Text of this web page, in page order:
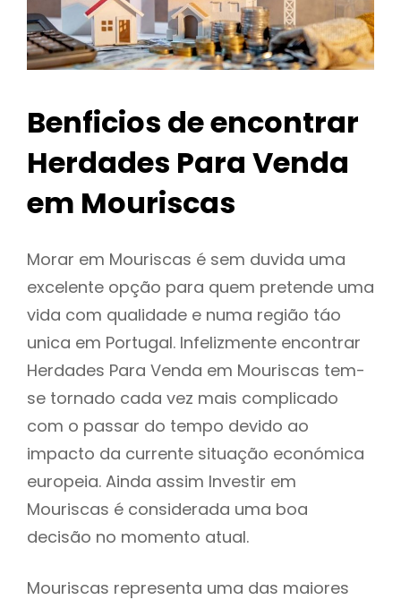
Benficios de encontrar
Herdades Para Venda
em Mouriscas
Morar em Mouriscas é sem duvida uma
excelente opção para quem pretende uma
vida com qualidade e numa região táo
unica em Portugal. Infelizmente encontrar
Herdades Para Venda em Mouriscas tem-
se tornado cada vez mais complicado
com o passar do tempo devido ao
impacto da currente situação económica
europeia. Ainda assim Investir em
Mouriscas é considerada uma boa
decisão no momento atual.
Mouriscas representa uma das maiores